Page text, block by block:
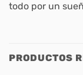
todo por un
PRODUCTOS